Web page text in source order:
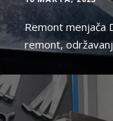
Remont menjača
remont,